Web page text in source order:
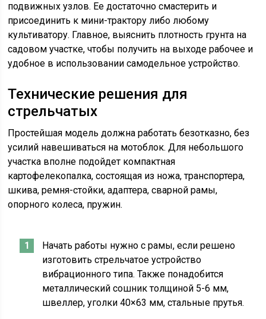
подвижных узлов. Ее достаточно смастерить и
присоединить к мини-трактору либо любому
культиватору. Главное, выяснить плотность грунта на
садовом участке, чтобы получить на выходе рабочее и
удобное в использовании самодельное устройство.
Технические решения для
стрельчатых
Простейшая модель должна работать безотказно, без
усилий навешиваться на мотоблок. Для небольшого
участка вполне подойдет компактная
картофелекопалка, состоящая из ножа, транспортера,
шкива, ремня-стойки, адаптера, сварной рамы,
опорного колеса, пружин.
Начать работы нужно с рамы, если решено
изготовить стрельчатое устройство
вибрационного типа. Также понадобится
металлический сошник толщиной 5-6 мм,
швеллер, уголки 40×63 мм, стальные прутья.